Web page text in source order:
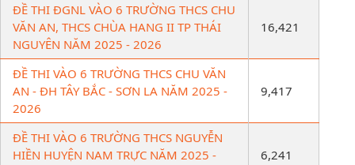
ĐỀ THI ĐGNL VÀO 6 TRƯỜNG THCS CHU
VĂN AN, THCS CHÙA HANG II TP THÁI
NGUYÊN NĂM 2025 - 2026
16,421
ĐỀ THI VÀO 6 TRƯỜNG THCS CHU VĂN
AN - ĐH TÂY BẮC - SƠN LA NĂM 2025 -
2026
9,417
ĐỀ THI VÀO 6 TRƯỜNG THCS NGUYỄN
HIỀN HUYỆN NAM TRỰC NĂM 2025 -
6,241